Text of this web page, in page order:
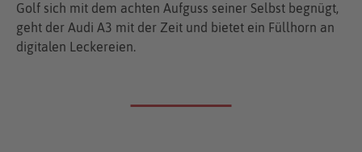
Golf sich mit dem achten Aufguss seiner Selbst begnügt,
geht der Audi A3 mit der Zeit und bietet ein Füllhorn an
digitalen Leckereien.